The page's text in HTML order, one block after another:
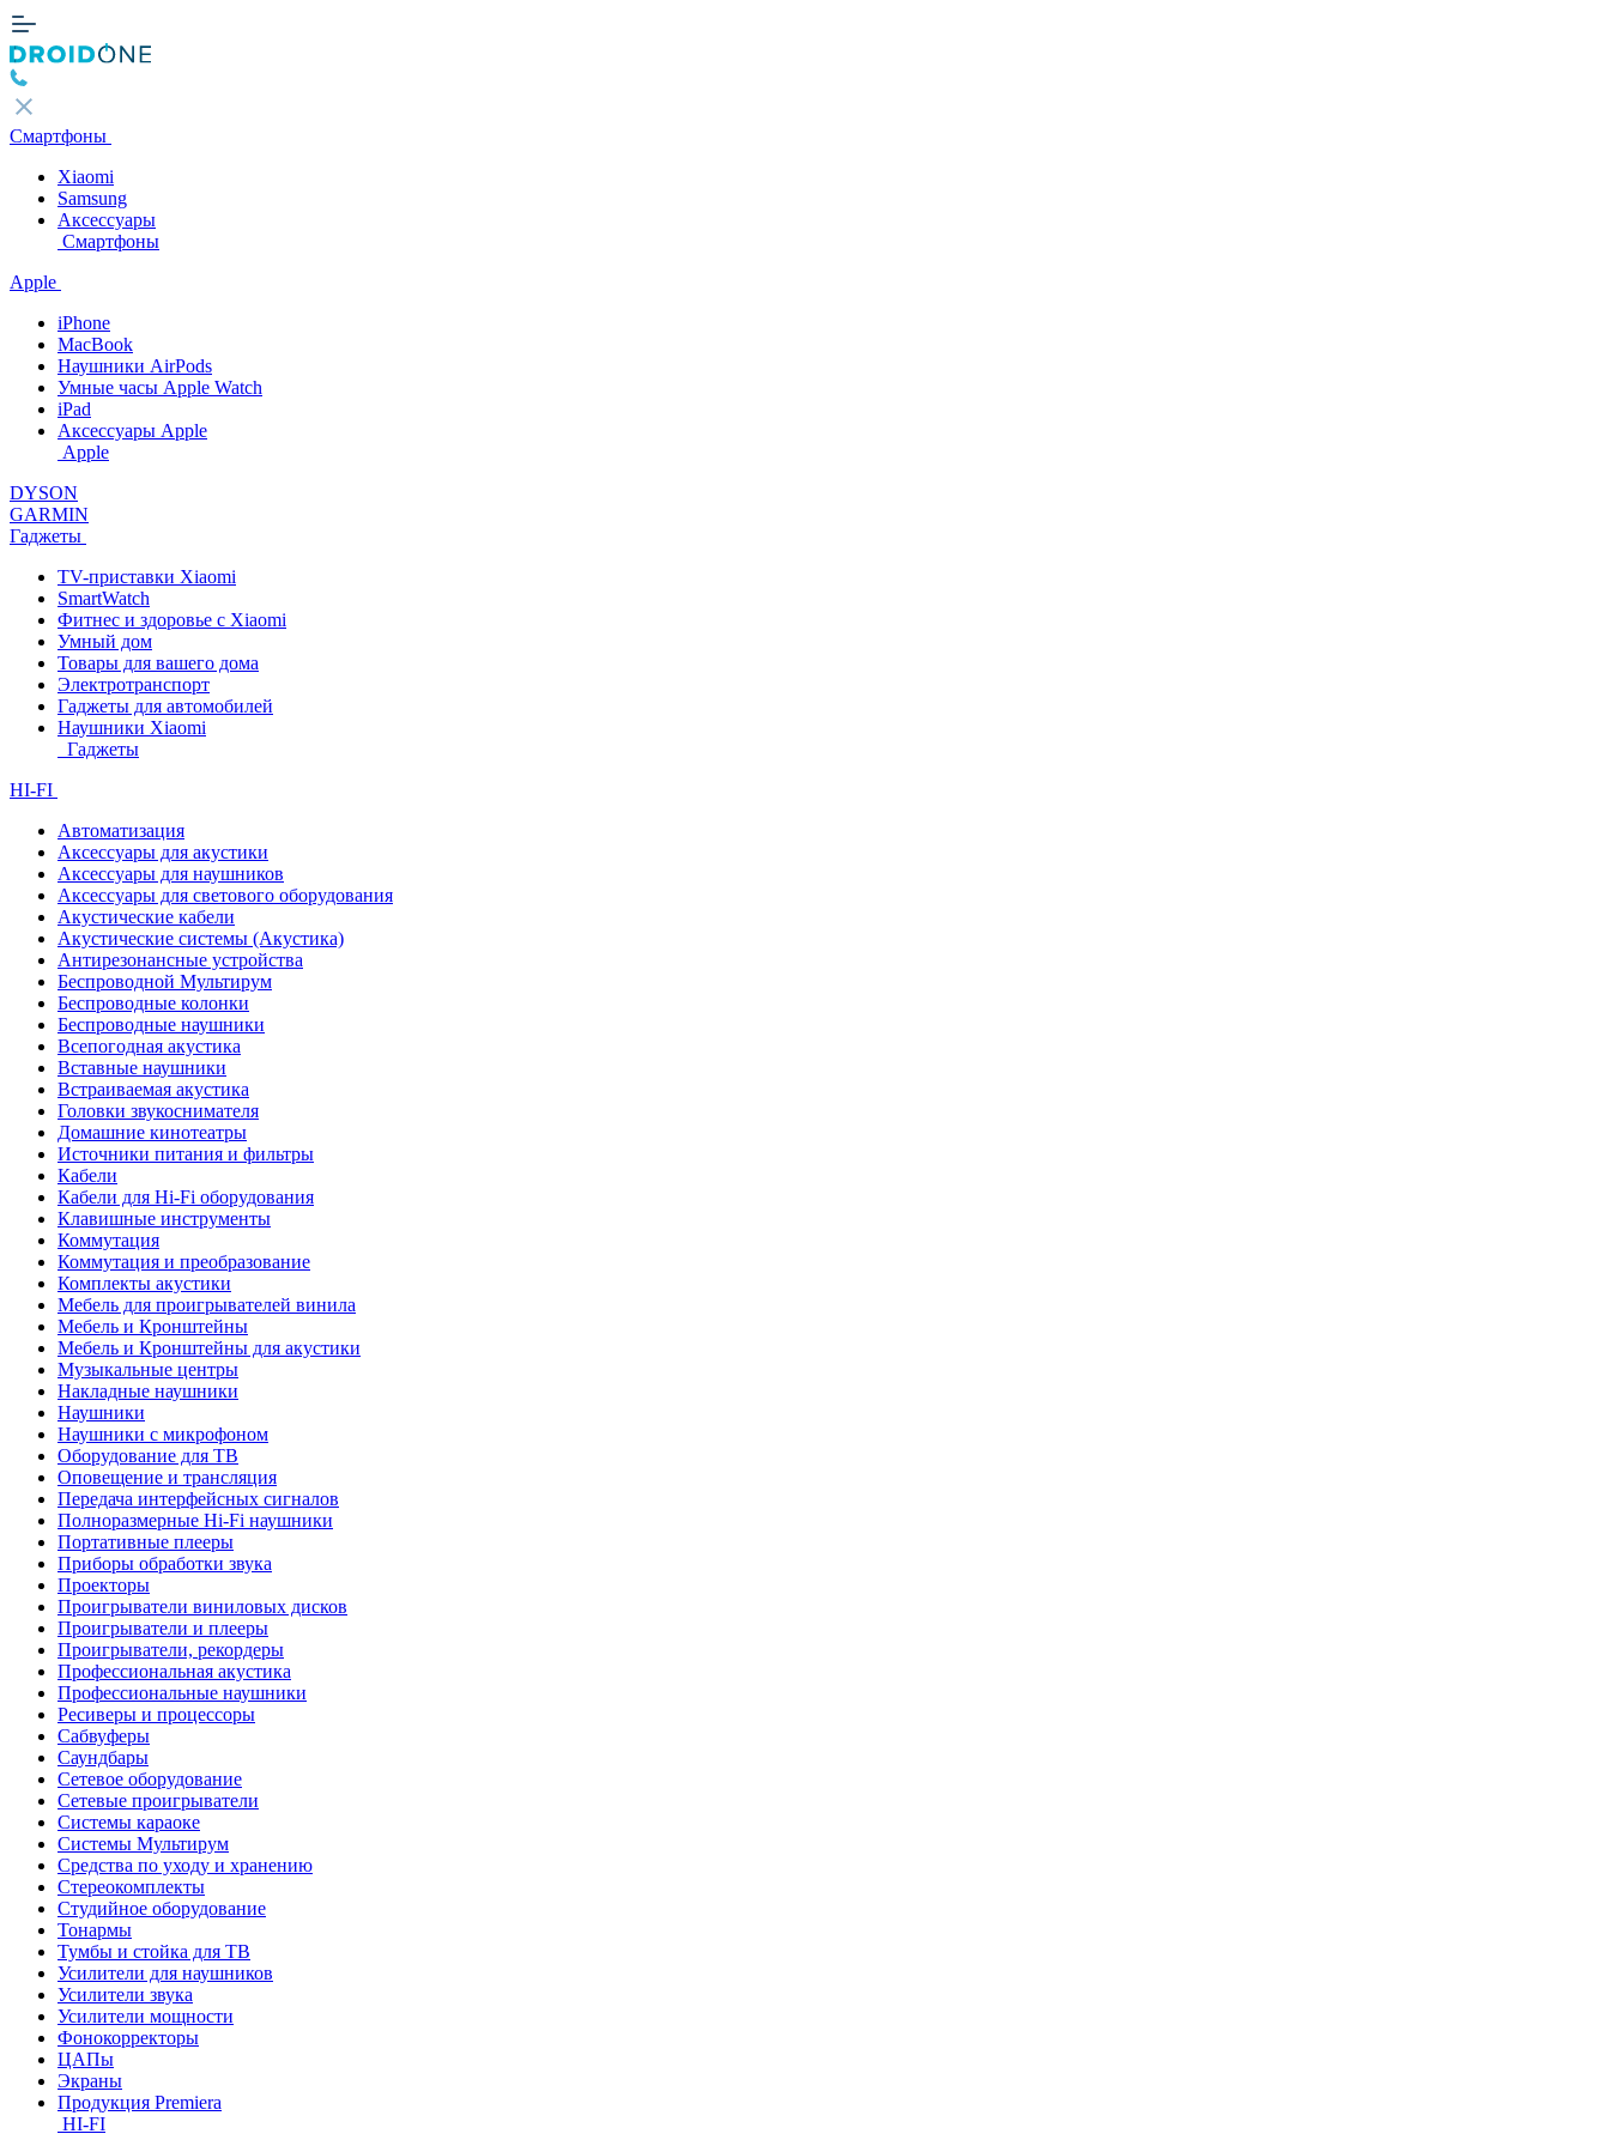
Смартфоны
Xiaomi
Samsung
Аксессуары
Смартфоны
Apple
iPhone
MacBook
Наушники AirPods
Умные часы Apple Watch
iPad
Аксессуары Apple
Apple
DYSON
GARMIN
Гаджеты
TV-приставки Xiaomi
SmartWatch
Фитнес и здоровье с Xiaomi
Умный дом
Товары для вашего дома
Электротранспорт
Гаджеты для автомобилей
Наушники Xiaomi
Гаджеты
HI-FI
Автоматизация
Аксессуары для акустики
Аксессуары для наушников
Аксессуары для светового оборудования
Акустические кабели
Акустические системы (Акустика)
Антирезонансные устройства
Беспроводной Мультирум
Беспроводные колонки
Беспроводные наушники
Всепогодная акустика
Вставные наушники
Встраиваемая акустика
Головки звукоснимателя
Домашние кинотеатры
Источники питания и фильтры
Кабели
Кабели для Hi-Fi оборудования
Клавишные инструменты
Коммутация
Коммутация и преобразование
Комплекты акустики
Мебель для проигрывателей винила
Мебель и Кронштейны
Мебель и Кронштейны для акустики
Музыкальные центры
Накладные наушники
Наушники
Наушники с микрофоном
Оборудование для ТВ
Оповещение и трансляция
Передача интерфейсных сигналов
Полноразмерные Hi-Fi наушники
Портативные плееры
Приборы обработки звука
Проекторы
Проигрыватели виниловых дисков
Проигрыватели и плееры
Проигрыватели, рекордеры
Профессиональная акустика
Профессиональные наушники
Ресиверы и процессоры
Сабвуферы
Саундбары
Сетевое оборудование
Сетевые проигрыватели
Системы караоке
Системы Мультирум
Средства по уходу и хранению
Стереокомплекты
Студийное оборудование
Тонармы
Тумбы и стойка для ТВ
Усилители для наушников
Усилители звука
Усилители мощности
Фонокорректоры
ЦАПы
Экраны
Продукция Premiera
HI-FI